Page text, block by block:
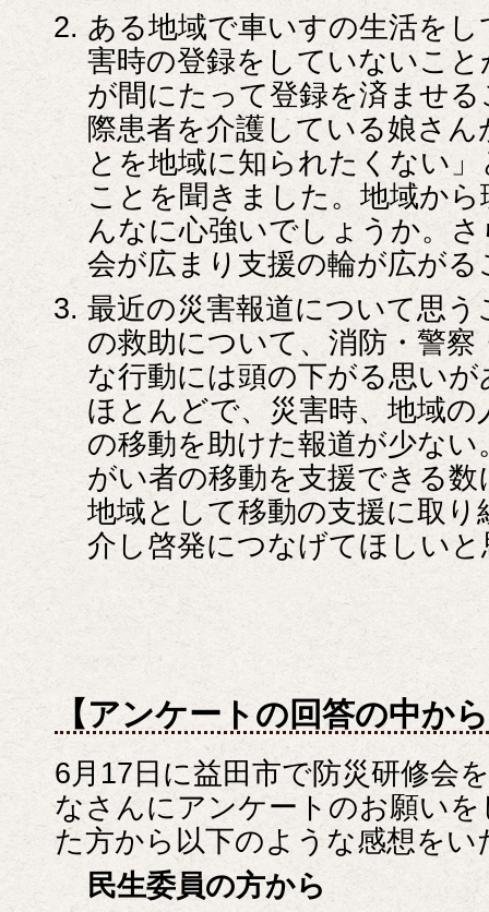
ある地域で車いすの生活を
害時の登録をしていないこ
が間にたって登録を済ませ
際患者を介護している娘さ
とを地域に知られたくない
ことを聞きました。地域か
んなに心強いでしょうか。
会が広まり支援の輪が広が
最近の災害報道について思
の救助について、消防・警察
な行動には頭の下がる思い
ほとんどで、災害時、地域
の移動を助けた報道が少な
がい者の移動を支援できる
地域として移動の支援に取
介し啓発につなげてほしい
【アンケートの回答の中か
6月17日に益田市で防災研修会
なさんにアンケートのお願い
た方から以下のような感想を
民生委員の方から